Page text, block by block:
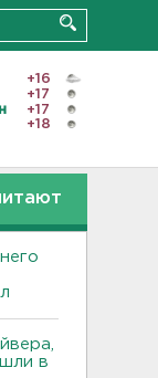
+16
+17
+17
+18
в